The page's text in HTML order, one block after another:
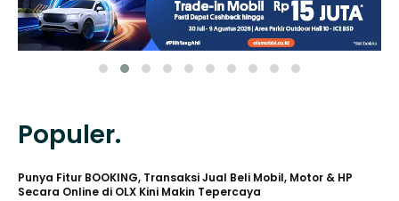
Populer.
Punya Fitur BOOKING, Transaksi Jual Beli Mobil, Motor & HP
Secara Online di OLX Kini Makin Tepercaya